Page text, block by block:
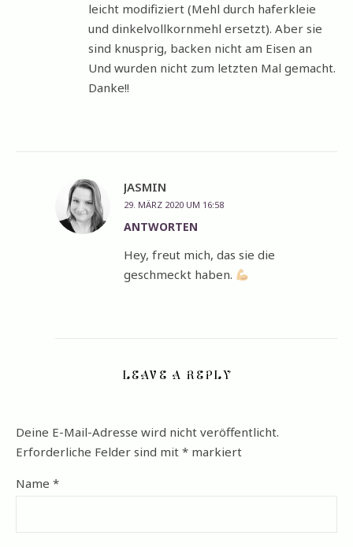
leicht modifiziert (Mehl durch haferkleie
und dinkelvollkornmehl ersetzt). Aber sie
sind knusprig, backen nicht am Eisen an
Und wurden nicht zum letzten Mal gemacht.
Danke!!
JASMIN
29. MÄRZ 2020 UM 16:58
ANTWORTEN
Hey, freut mich, das sie die
geschmeckt haben.
LEAVE A REPLY
Deine E-Mail-Adresse wird nicht veröffentlicht.
Erforderliche Felder sind mit * markiert
Name *